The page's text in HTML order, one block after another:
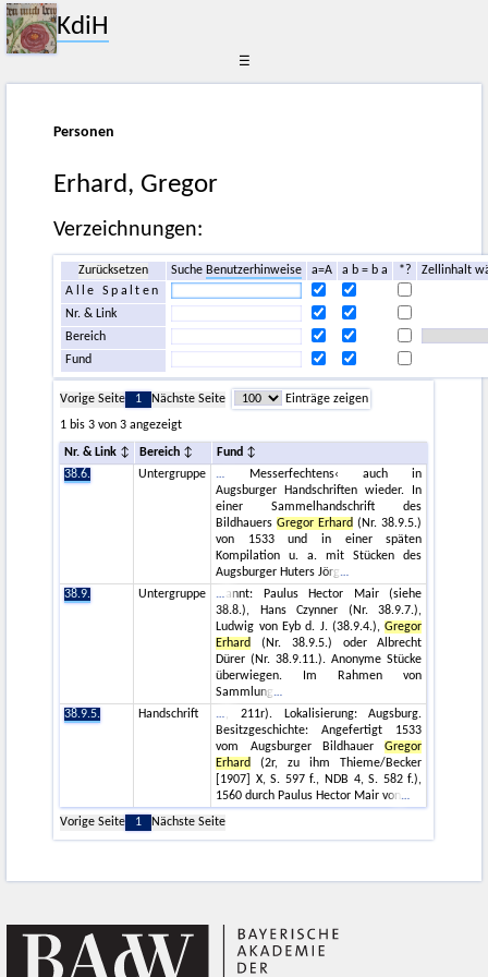
KdiH
☰
Personen
Erhard, Gregor
Verzeichnungen:
Zurücksetzen SucheBenutzerhinweise a=A a b = b a *?
Zellinhalt
Alle Spalten
Nr. & Link
Bereich
Fund
Vorige Seite 1 Nächste Seite
Einträge zeigen
1 bis 3 von 3 angezeigt
Nr. & Link Bereich
Fund
38.6.
Untergruppe
Messerfechtens‹ auch in
Augsburger Handschriften wieder. In
einer Sammelhandschrift des
BildhauersGregor Erhard (Nr. 38.9.5.)
von 1533 und in einer späten
Kompilation u. a. mit Stücken des
Augsburger Huters Jörg
38.9.
Untergruppe
annt: Paulus Hector Mair (siehe
38.8.), Hans Czynner (Nr. 38.9.7.),
Ludwig von Eyb d. J. (38.9.4.),Gregor
Erhard
(Nr. 38.9.5.) oder Albrecht
Dürer (Nr. 38.9.11.). Anonyme Stücke
überwiegen. Im Rahmen von
Sammlung
38.9.5.
Handschrift
, 211r). Lokalisierung: Augsburg.
Besitzgeschichte: Angefertigt 1533
vom Augsburger BildhauerGregor
Erhard
(2r, zu ihm Thieme/Becker
[1907] X, S. 597 f., NDB 4, S. 582 f.),
1560 durch Paulus Hector Mair von
Vorige Seite
1 Nächste Seite